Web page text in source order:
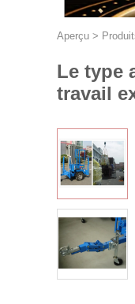
Aperçu >
Le type
travail